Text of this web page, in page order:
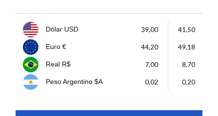
Dólar USD 39,00 41,50
Euro € 44,20 49,18
Real R$ 7,00 8,70
Peso Argentino $A 0,02 0,20